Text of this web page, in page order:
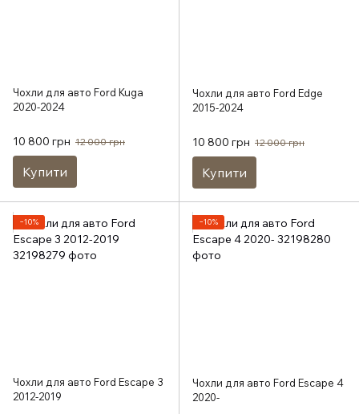
Чохли для авто Ford Kuga
2020-2024
10 800 грн 12 000 грн
Купити
Чохли для авто Ford Edge
2015-2024
10 800 грн 12 000 грн
Купити
−10%
Чохли для авто Ford Escape 3
2012-2019
−10%
Чохли для авто Ford Escape 4
2020-